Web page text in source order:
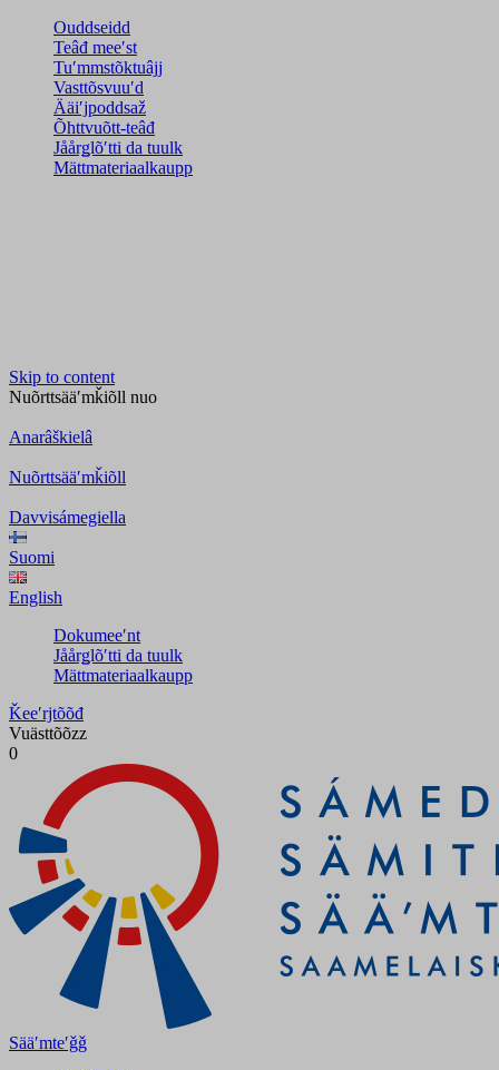
Ouddseidd
Teâđ meeʹst
Tuʹmmstõktuâjj
Vasttõsvuuʹd
Ääiʹjpoddsaž
Õhttvuõtt-teâđ
Jåårǥlõʹtti da tuulk
Mättmateriaalkaupp
Skip to content
Nuõrttsääʹmǩiõll nuo
Anarâškielâ
Nuõrttsääʹmǩiõll
Davvisámegiella
Suomi
English
Dokumeeʹnt
Jåårǥlõʹtti da tuulk
Mättmateriaalkaupp
Ǩeeʹrjtõõđ
Vuästtõõzz
0
Sääʹmteʹǧǧ